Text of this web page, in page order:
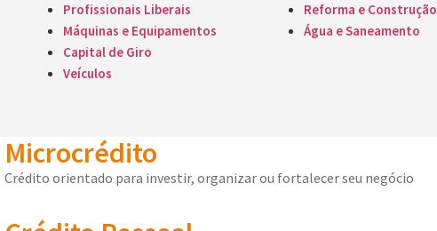
Veículos
Empréstimo para compra ou manutenção de veículos.
Microcrédito
Crédito orientado para investir, organizar ou fortalecer seu negócio
Profissionais Liberais
Máquinas e Equipamentos
Capital de Giro
Veículos
Reforma e Construção
Água e Saneamento